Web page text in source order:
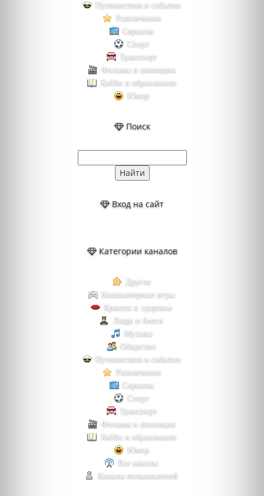
Путешествия и события
Развлечения
Сериалы
Спорт
Транспорт
Фильмы и анимация
Хобби и образование
Юмор
Поиск
Вход на сайт
Категории каналов
Другое
Компьютерные игры
Красота и здоровье
Люди и блоги
Музыка
Общество
Путешествия и события
Развлечения
Сериалы
Спорт
Транспорт
Фильмы и анимация
Хобби и образование
Юмор
Все каналы
Каналы пользователей